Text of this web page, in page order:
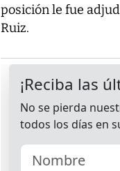
posición le fue
Ruiz.